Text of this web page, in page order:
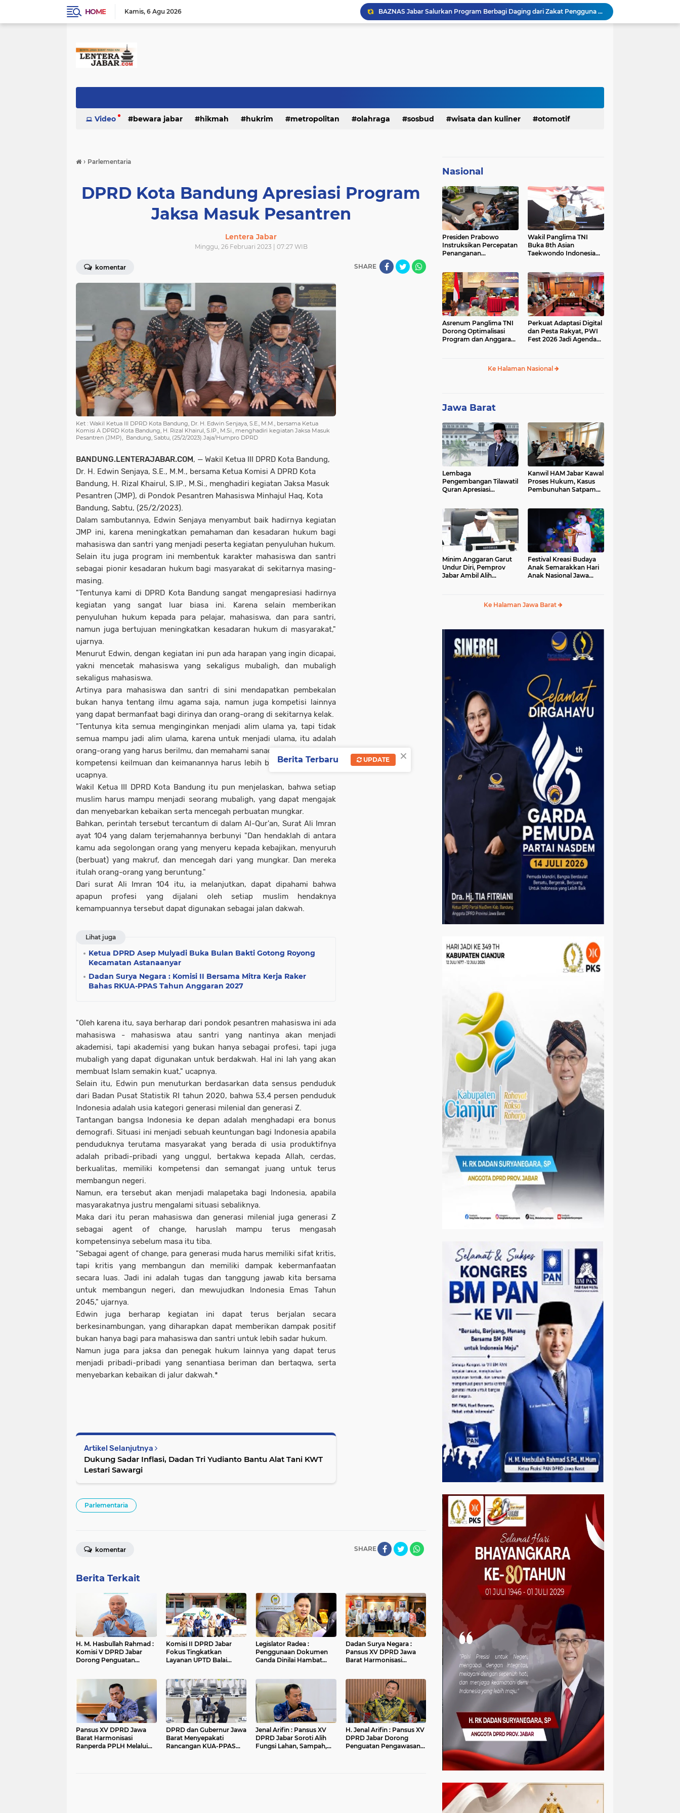
HOME Kamis 6 Agu 2026
BAZNAS Jabar Salurkan Program Berbagi Daging dari Zakat Pengguna BRImo untuk Masyarakat Desa Ciririp Purwakarta
Lembaga Pengembangan Tilawatil Quran Apresiasi Keputusan Pemprov Jabar Selenggarakan Langsung MTQ Jabar
Serda Muhammad Raihan Fadhila Raih Emas pada 8th Asian Taekwondo Indonesia Open Championship 2026
Video bewara jabar hikmah hukrim metropolitan olahraga sosbud wisata dan kuliner otomotif
› Parlementaria
DPRD Kota Bandung Apresiasi Program
Jaksa Masuk Pesantren
Lentera Jabar
Minggu, 26 Februari 2023 | 07:27 WIB
komentar SHARE
Ket : Wakil Ketua III DPRD Kota Bandung, Dr. H. Edwin Senjaya, S.E., M.M., bersama Ketua
Komisi A DPRD Kota Bandung, H. Rizal Khairul, S.IP., M.Si., menghadiri kegiatan Jaksa Masuk
Pesantren (JMP), Bandung, Sabtu, (25/2/2023).Jaja/Humpro DPRD
BANDUNG.LENTERAJABAR.COM, — Wakil Ketua III DPRD Kota Bandung,
Dr. H. Edwin Senjaya, S.E., M.M., bersama Ketua Komisi A DPRD Kota
Bandung, H. Rizal Khairul, S.IP., M.Si., menghadiri kegiatan Jaksa Masuk
Pesantren (JMP), di Pondok Pesantren Mahasiswa Minhajul Haq, Kota
Bandung, Sabtu, (25/2/2023).
Dalam sambutannya, Edwin Senjaya menyambut baik hadirnya kegiatan
JMP ini, karena meningkatkan pemahaman dan kesadaran hukum bagi
mahasiswa dan santri yang menjadi peserta kegiatan penyuluhan hukum.
Selain itu juga program ini membentuk karakter mahasiswa dan santri
sebagai pionir kesadaran hukum bagi masyarakat di sekitarnya masing-
masing.
"Tentunya kami di DPRD Kota Bandung sangat mengapresiasi hadirnya
kegiatan yang sangat luar biasa ini. Karena selain memberikan
penyuluhan hukum kepada para pelajar, mahasiswa, dan para santri,
namun juga bertujuan meningkatkan kesadaran hukum di masyarakat,"
ujarnya.
Menurut Edwin, dengan kegiatan ini pun ada harapan yang ingin dicapai,
yakni mencetak mahasiswa yang sekaligus mubaligh, dan mubaligh
sekaligus mahasiswa.
Artinya para mahasiswa dan santri di sini mendapatkan pembekalan
bukan hanya tentang ilmu agama saja, namun juga kompetisi lainnya
yang dapat bermanfaat bagi dirinya dan orang-orang di sekitarnya kelak.
"Tentunya kita semua menginginkan menjadi alim ulama ya, tapi tidak
semua mampu jadi alim ulama, karena untuk menjadi ulama, itu adalah
orang-orang yang harus berilmu, dan memahami sanad keilmuan. Artinya
kompetensi keilmuan dan keimanannya harus lebih baik dari yang lain,"
ucapnya.
Wakil Ketua III DPRD Kota Bandung itu pun menjelaskan, bahwa setiap
muslim harus mampu menjadi seorang mubaligh, yang dapat mengajak
dan menyebarkan kebaikan serta mencegah perbuatan mungkar.
Bahkan, perintah tersebut tercantum di dalam Al-Qur'an, Surat Ali Imran
ayat 104 yang dalam terjemahannya berbunyi "Dan hendaklah di antara
kamu ada segolongan orang yang menyeru kepada kebajikan, menyuruh
(berbuat) yang makruf, dan mencegah dari yang mungkar. Dan mereka
itulah orang-orang yang beruntung."
Dari surat Ali Imran 104 itu, ia melanjutkan, dapat dipahami bahwa
apapun profesi yang dijalani oleh setiap muslim hendaknya
kemampuannya tersebut dapat digunakan sebagai jalan dakwah.
Lihat juga
Ketua DPRD Asep Mulyadi Buka Bulan Bakti Gotong Royong
Kecamatan Astanaanyar
Dadan Surya Negara : Komisi II Bersama Mitra Kerja Raker
Bahas RKUA-PPAS Tahun Anggaran 2027
"Oleh karena itu, saya berharap dari pondok pesantren mahasiswa ini ada
mahasiswa - mahasiswa atau santri yang nantinya akan menjadi
akademisi, tapi akademisi yang bukan hanya sebagai profesi, tapi juga
mubaligh yang dapat digunakan untuk berdakwah. Hal ini lah yang akan
membuat Islam semakin kuat," ucapnya.
Selain itu, Edwin pun menuturkan berdasarkan data sensus penduduk
dari Badan Pusat Statistik RI tahun 2020, bahwa 53,4 persen penduduk
Indonesia adalah usia kategori generasi milenial dan generasi Z.
Tantangan bangsa Indonesia ke depan adalah menghadapi era bonus
demografi. Situasi ini menjadi sebuah keuntungan bagi Indonesia apabila
penduduknya terutama masyarakat yang berada di usia produktifnya
adalah pribadi-pribadi yang unggul, bertakwa kepada Allah, cerdas,
berkualitas, memiliki kompetensi dan semangat juang untuk terus
membangun negeri.
Namun, era tersebut akan menjadi malapetaka bagi Indonesia, apabila
masyarakatnya justru mengalami situasi sebaliknya.
Maka dari itu peran mahasiswa dan generasi milenial juga generasi Z
sebagai agent of change, haruslah mampu terus mengasah
kompetensinya sebelum masa itu tiba.
"Sebagai agent of change, para generasi muda harus memiliki sifat kritis,
tapi kritis yang membangun dan memiliki dampak kebermanfaatan
secara luas. Jadi ini adalah tugas dan tanggung jawab kita bersama
untuk membangun negeri, dan mewujudkan Indonesia Emas Tahun
2045," ujarnya.
Edwin juga berharap kegiatan ini dapat terus berjalan secara
berkesinambungan, yang diharapkan dapat memberikan dampak positif
bukan hanya bagi para mahasiswa dan santri untuk lebih sadar hukum.
Namun juga para jaksa dan penegak hukum lainnya yang dapat terus
menjadi pribadi-pribadi yang senantiasa beriman dan bertaqwa, serta
menyebarkan kebaikan di jalur dakwah.*
Artikel Selanjutnya
Dukung Sadar Inflasi, Dadan Tri Yudianto Bantu Alat Tani KWT
Lestari Sawargi
Parlementaria
SHARE
komentar
Berita Terkait
H. M. Hasbullah Rahmad :
Komisi V DPRD Jabar
Dorong Penguatan
Rakyat di Kabupaten
Bandung
Komisi II DPRD Jabar
Fokus Tingkatkan
Layanan UPTD Balai
Legislator Radea :
Penggunaan Dokumen
Ganda Dinilai Hambat
Sampah di Kota Bandung
Dadan Surya Negara :
Pansus XV DPRD Jawa
Barat Harmonisasi
Pansus XV DPRD Jawa
Barat Harmonisasi
Ranperda PPLH Melalui
DPRD dan Gubernur Jawa
Barat Menyepakati
Rancangan KUA-PPAS
Jenal Arifin : Pansus XV
DPRD Jabar Soroti Alih
Fungsi Lahan, Sampah,
H. Jenal Arifin : Pansus XV
DPRD Jabar Dorong
Penguatan Pengawasan
Nasional
Presiden Prabowo
Instruksikan Percepatan
Penanganan
BBM
Wakil Panglima TNI
Buka 8th Asian
Taekwondo Indonesia
Asrenum Panglima TNI
Dorong Optimalisasi
Program dan Anggaran
Perkuat Adaptasi Digital
dan Pesta Rakyat, PWI
Fest 2026 Jadi Agenda
Ke Halaman Nasional
Jawa Barat
Lembaga
Pengembangan Tilawatil
Quran Apresiasi
Langsung MTQ Jabar
Kanwil HAM Jabar Kawal
Proses Hukum, Kasus
Pembunuhan Satpam
Minim Anggaran Garut
Undur Diri, Pemprov
Jabar Ambil Alih
Festival Kreasi Budaya
Anak Semarakkan Hari
Anak Nasional Jawa
Sunda
Ke Halaman Jawa Barat
×
Berita Terbaru UPDATE